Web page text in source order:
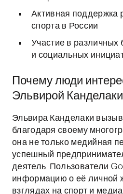
Активная поддержка
спорта в России
Участие в различных
и социальных
Почему люди
Эльвирой
Эльвира Канделаки
благодаря своему
она не только медийная
успешный
деятель. Пользователи
информацию о её личной
взглядах на спорт и